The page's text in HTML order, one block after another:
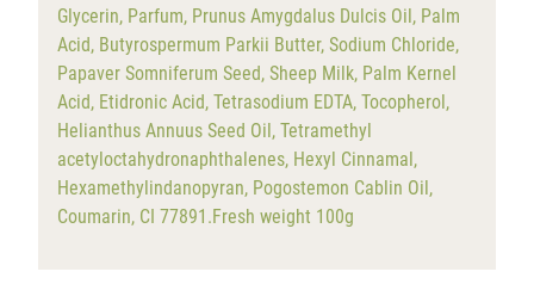
Glycerin, Parfum, Prunus Amygdalus Dulcis Oil, Palm
Acid, Butyrospermum Parkii Butter, Sodium Chloride,
Papaver Somniferum Seed, Sheep Milk, Palm Kernel
Acid, Etidronic Acid, Tetrasodium EDTA, Tocopherol,
Helianthus Annuus Seed Oil, Tetramethyl
acetyloctahydronaphthalenes, Hexyl Cinnamal,
Hexamethylindanopyran, Pogostemon Cablin Oil,
Coumarin, CI 77891.Fresh weight 100g